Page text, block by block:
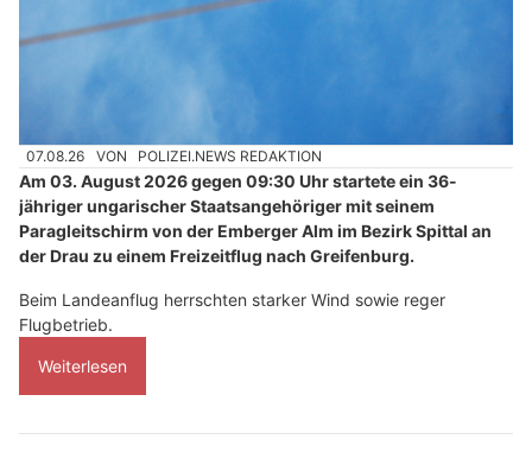
07.08.26 VON POLIZEI.NEWS REDAKTION
Am 03. August 2026 gegen 09:30 Uhr startete ein 36-
jähriger ungarischer Staatsangehöriger mit seinem
Paragleitschirm von der Emberger Alm im Bezirk Spittal an
der Drau zu einem Freizeitflug nach Greifenburg.
Beim Landeanflug herrschten starker Wind sowie reger
Flugbetrieb.
Weiterlesen